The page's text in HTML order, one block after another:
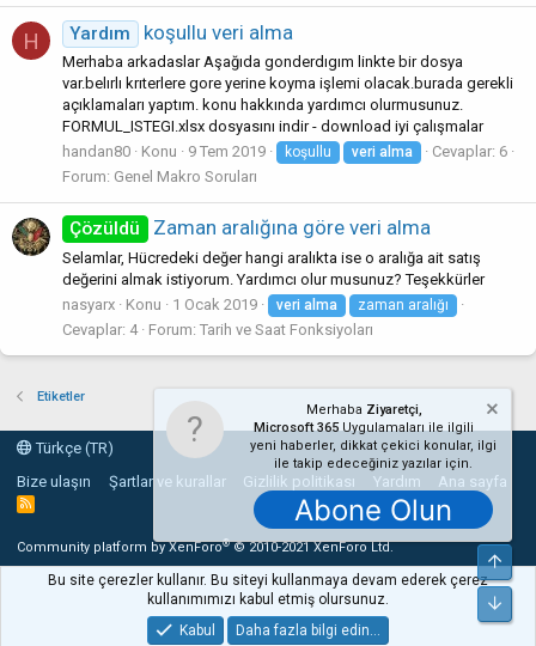
H Yardım koşullu veri alma
Merhaba arkadaslar Aşağıda gonderdıgım linkte bir dosya
var.belırlı krıterlere gore yerine koyma işlemi olacak.burada gerekli
açıklamaları yaptım. konu hakkında yardımcı olurmusunuz.
FORMUL_ISTEGI.xlsx dosyasını indir - download iyi çalışmalar
handan80
Konu 9 Tem 2019 koşullu veri alma
Cevaplar: 6
Forum: Genel Makro Soruları
Çözüldü Zaman aralığına göre veri alma
Selamlar, Hücredeki değer hangi aralıkta ise o aralığa ait satış
değerini almak istiyorum. Yardımcı olur musunuz? Teşekkürler
nasyarx
Konu 1 Ocak 2019 veri alma zaman aralığı
Cevaplar: 4 Forum: Tarih ve Saat Fonksiyoları
Etiketler
Türkçe (TR)
Bize ulaşın
Şartlar ve kurallar Gizlilik politikası Yardım Ana sayfa
R
S
Community platform by XenForo® © 2010-2021 XenForo Ltd.
Merhaba Ziyaretçi,
Microsoft 365Uygulamaları ile ilgili
yeni haberler, dikkat çekici konular, ilgi
ile takip edeceğiniz yazılar için.
Abone Olun
Bu site çerezler kullanır. Bu siteyi kullanmaya devam ederek çerez
kullanımımızı kabul etmiş olursunuz.
Kabul
Daha fazla bilgi edin…
Üst
Alt